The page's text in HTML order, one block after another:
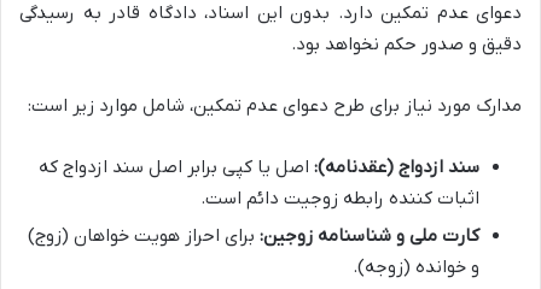
دعوای عدم تمکین دارد. بدون این اسناد، دادگاه قادر به رسیدگی
دقیق و صدور حکم نخواهد بود.
مدارک مورد نیاز برای طرح دعوای عدم تمکین، شامل موارد زیر است:
سند ازدواج (عقدنامه): اصل یا کپی برابر اصل سند ازدواج که
اثبات کننده رابطه زوجیت دائم است.
کارت ملی و شناسنامه زوجین: برای احراز هویت خواهان (زوج)
و خوانده (زوجه).